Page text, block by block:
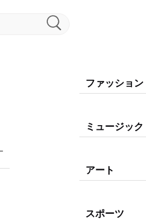
ファッション
ミュージック
アート
スポーツ